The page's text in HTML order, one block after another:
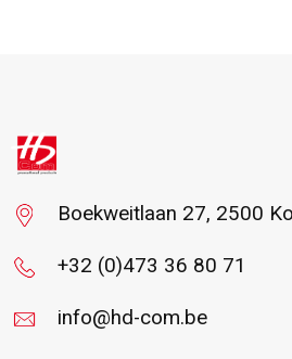
Boekweitlaan 27, 2500
+32 (0)473 36 80 71
info@hd-com.be